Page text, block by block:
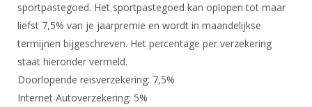
Evenement
Website
Gebruiksvoorwaarden
Ledencijfers
Sponsors en Partners
Organisatie
Bestuur
Lichtzwaardschermen
Wedstrijdsport
Ranglijsten
Oranje
DBT
Spreekbeurtpakket
Ouders en vereniging
Jeugdkampen
Brassardsysteem
Forums
Schermforum
Nieuws
Zoek Vereniging
Contact
NK organiseren
sportpastegoed. Het sportpastegoed kan oplopen tot maar
liefst 7,5% van je jaarpremie en wordt in maandelijkse
termijnen bijgeschreven. Het percentage per verzekering
staat hieronder vermeld.
Doorlopende reisverzekering: 7,5%
Internet Autoverzekering: 5%